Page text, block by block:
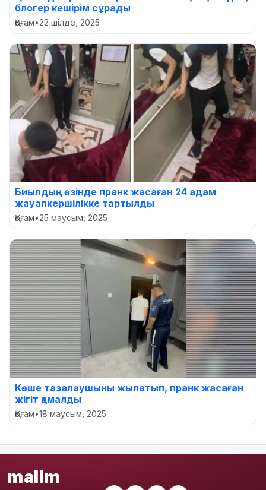
блогер кешірім сұрады
Қоғам•22 шілде, 2025
Биылдың өзінде пранк жасаған 24 адам
жауапкершілікке тартылды
Қоғам•25 маусым, 2025
Көше тазалаушыны жылатып, пранк жасаған
жігіт қамалды
Қоғам•18 маусым, 2025
malim